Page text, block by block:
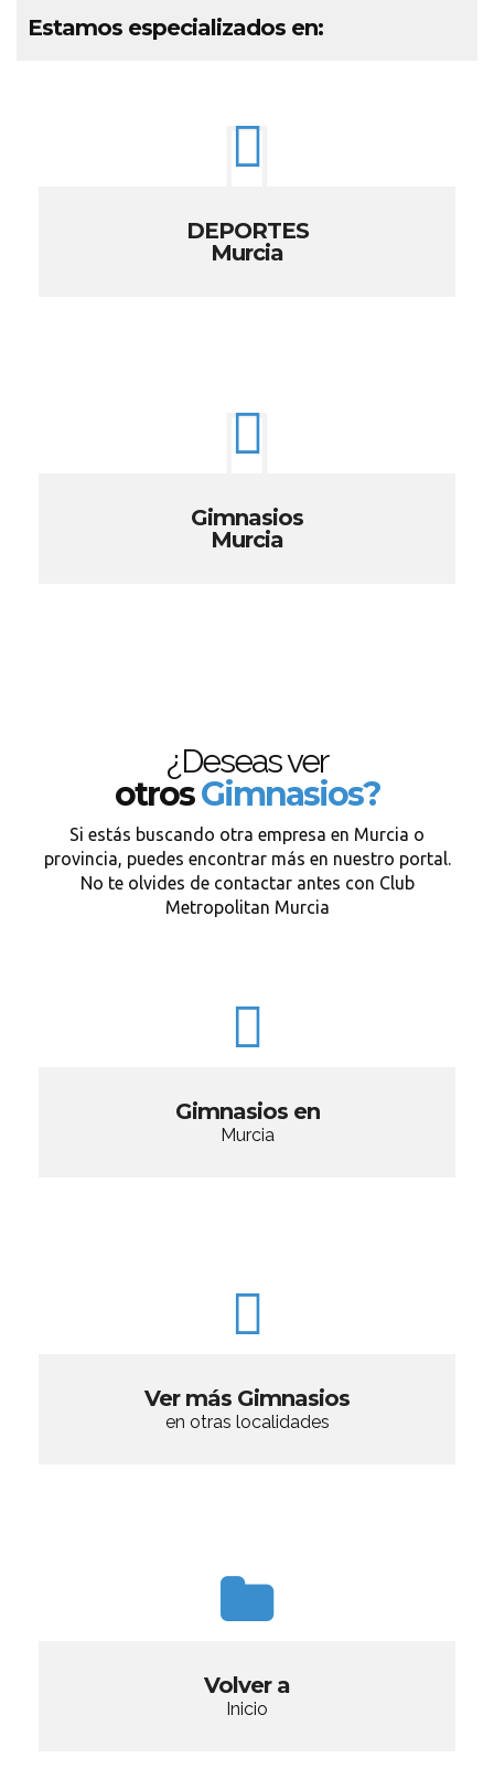
Estamos especializados en:
DEPORTES
Murcia
Gimnasios
Murcia
¿Deseas ver
otrosGimnasios?
Si estás buscando otra empresa en Murcia o
provincia, puedes encontrar más en nuestro portal.
No te olvides de contactar antes con Club
Metropolitan Murcia
Gimnasios en
Murcia
Ver más Gimnasios
en otras localidades
Volver a
Inicio